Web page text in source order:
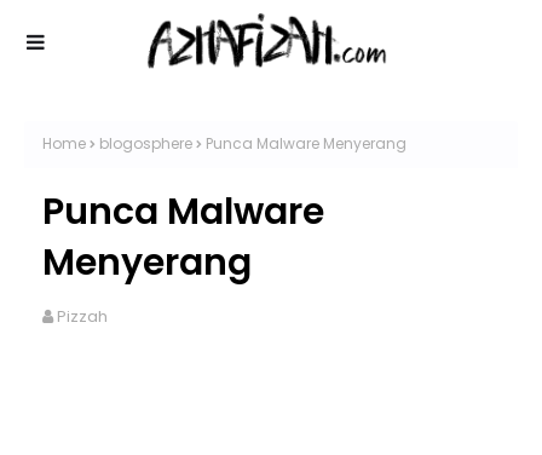
Home blogosphere Punca Malware Menyerang
Punca Malware
Menyerang
Pizzah